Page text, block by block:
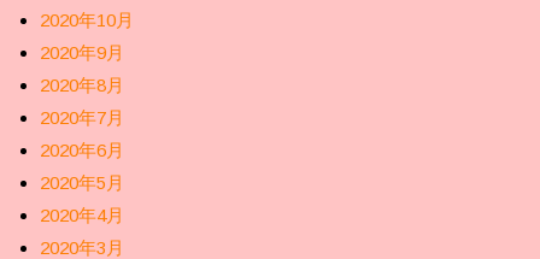
2020年10月
2020年9月
2020年8月
2020年7月
2020年6月
2020年5月
2020年4月
2020年3月